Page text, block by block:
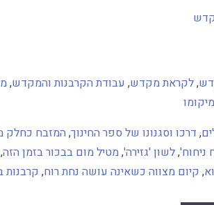
,לקראת מקדש, עבודת הקרבנות והמקדש,
, דרכו וסגנונו של ספר החינוך, המזבח
ניחוח',לשון 'גזירה',מטיל מום בבכור בזמן הזה,
, קיום מצווה כשאינה עושה נחת רוח, קרבנות